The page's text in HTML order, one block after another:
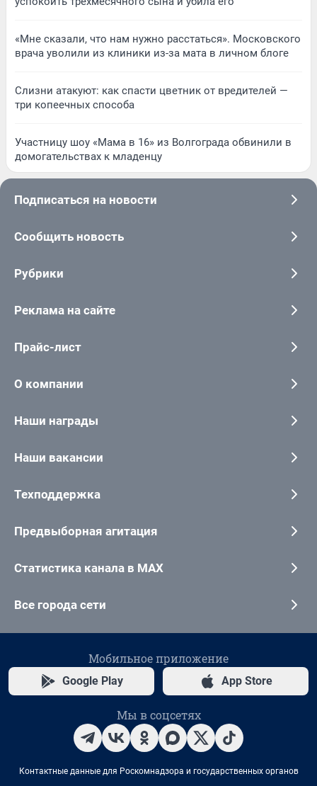
«Мне сказали, что нам нужно расстаться». Московского
врача уволили из клиники из-за мата в личном блоге
Слизни атакуют: как спасти цветник от вредителей —
три копеечных способа
Участницу шоу «Мама в 16» из Волгограда обвинили в
домогательствах к младенцу
Подписаться на новости
Сообщить новость
Рубрики
Реклама на сайте
Прайс-лист
О компании
Наши награды
Наши вакансии
Техподдержка
Предвыборная агитация
Статистика канала в MAX
Все города сети
Мобильное приложение
Google Play App Store
Мы в соцсетях
Контактные данные для Роскомнадзора и государственных органов